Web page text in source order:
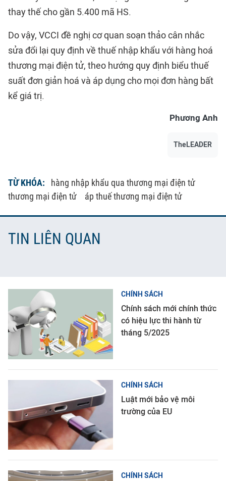
thay thế cho gần 5.400 mã HS.
Do vậy, VCCI đề nghị cơ quan soạn thảo cân nhắc
sửa đổi lại quy định về thuế nhập khẩu với hàng hoá
thương mại điện tử, theo hướng quy định biểu thuế
suất đơn giản hoá và áp dụng cho mọi đơn hàng bất
kể giá trị.
Phương Anh
TheLEADER
TỪ KHÓA:
hàng nhập khẩu qua thương mại điện tử
thương mại điện tử
áp thuế thương mại điện tử
TIN LIÊN QUAN
CHÍNH SÁCH
Chính sách mới chính thức
có hiệu lực thi hành từ
tháng 5/2025
CHÍNH SÁCH
Luật mới bảo vệ môi
trường của EU
CHÍNH SÁCH